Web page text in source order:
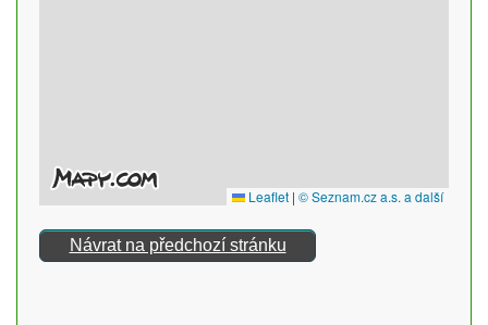
Návrat na předchozí stránku